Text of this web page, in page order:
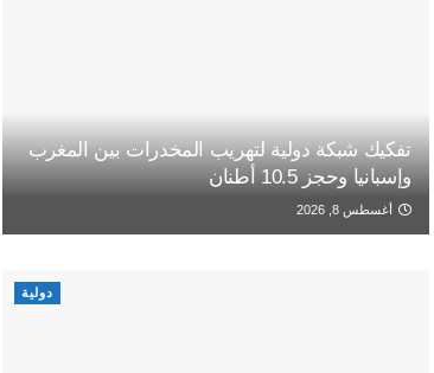
تفكيك شبكة دولية لتهريب المخدرات بين المغرب
وإسبانيا وحجز 10.5 أطنان
أغسطس 8, 2026
دولية